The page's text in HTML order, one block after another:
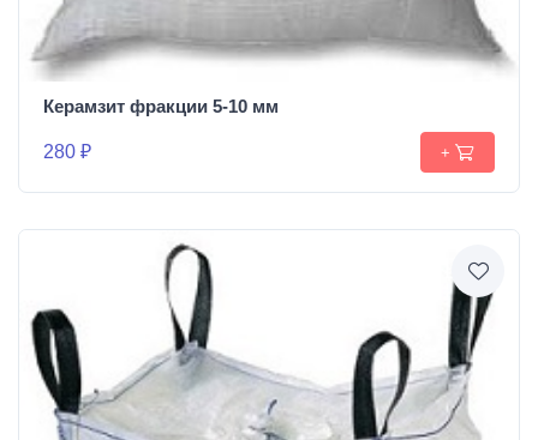
Керамзит фракции 5-10 мм
280 ₽ +